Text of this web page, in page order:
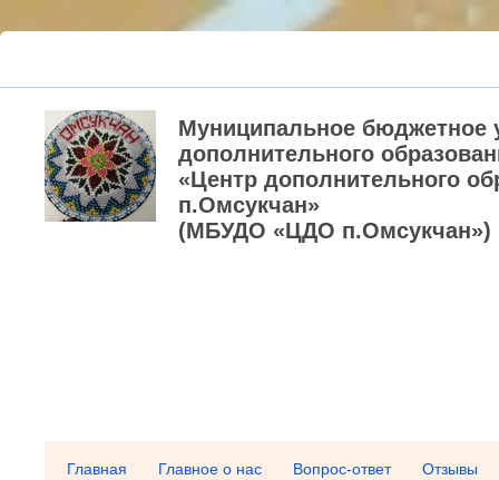
Муниципальное бюджетное
дополнительного
«Центр дополнительного
п.Омсукчан»
(МБУДО «ЦДО п.Омсукчан»)
Главная Главное о нас Вопрос-ответ Отзывы